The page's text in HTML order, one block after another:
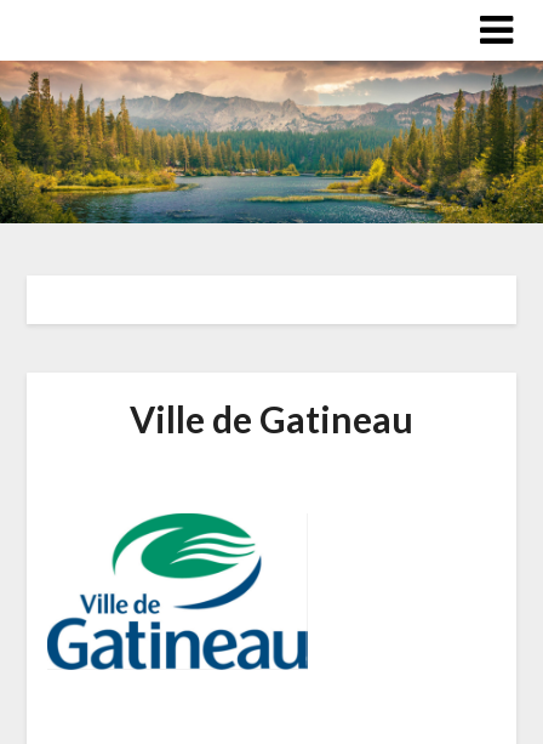
Ville de Gatineau